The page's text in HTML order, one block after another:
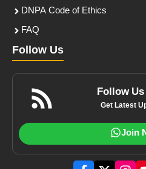
DNPA Code of Ethics
FAQ
Follow Us
Follow
Get Latest
Join